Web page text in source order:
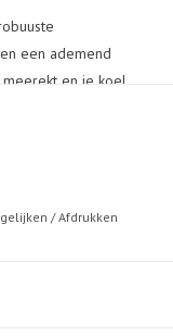
een ademend
en je koel
en de versterkte
/Afdrukken